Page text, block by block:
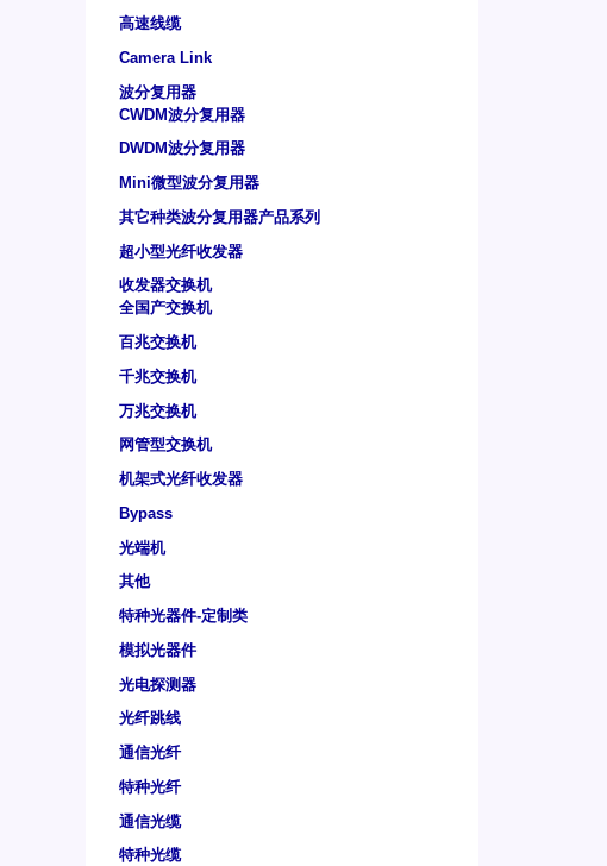
高速线缆
Camera Link
波分复用器
CWDM波分复用器
DWDM波分复用器
Mini微型波分复用器
其它种类波分复用器产品系列
超小型光纤收发器
收发器交换机
全国产交换机
百兆交换机
千兆交换机
万兆交换机
网管型交换机
机架式光纤收发器
Bypass
光端机
其他
特种光器件-定制类
模拟光器件
光电探测器
光纤跳线
通信光纤
特种光纤
通信光缆
特种光缆